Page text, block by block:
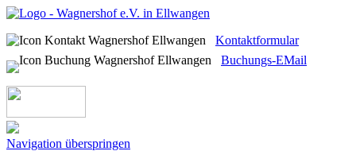
Kontaktformular
Buchungs-EMail
Navigation überspringen